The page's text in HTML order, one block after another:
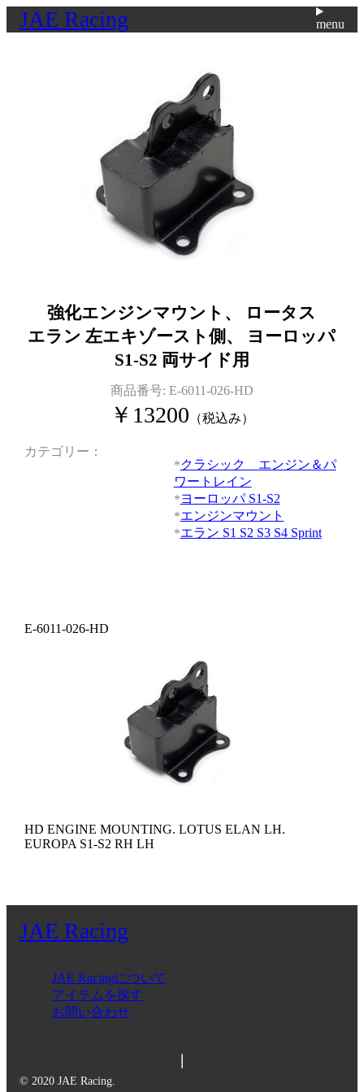
JAE Racing menu
強化エンジンマウント、 ロータス
エラン 左エキゾースト側、 ヨーロッパ
S1-S2 両サイド用
商品番号: E-6011-026-HD
￥ 13200 （税込み）
カテゴリー
クラシック エンジン＆パ
ワートレイン
ヨーロッパ S1-S2
エンジンマウント
エラン S1 S2 S3 S4 Sprint
E-6011-026-HD
HD ENGINE MOUNTING. LOTUS ELAN LH.
EUROPA S1-S2 RH LH
JAE Racing
JAE Racingについて
アイテムを探す
お問い合わせ
© 2020 JAE Racing.